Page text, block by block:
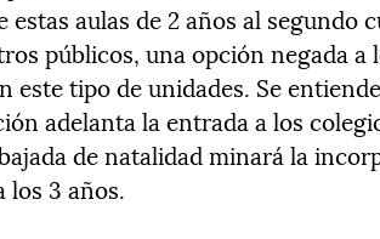
estas aulas de 2 años al segundo
públicos, una opción negada
este tipo de unidades. Se
adelanta la entrada a los
de natalidad minará la
los 3 años.